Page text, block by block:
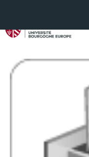
28 JAN 2016
Élections